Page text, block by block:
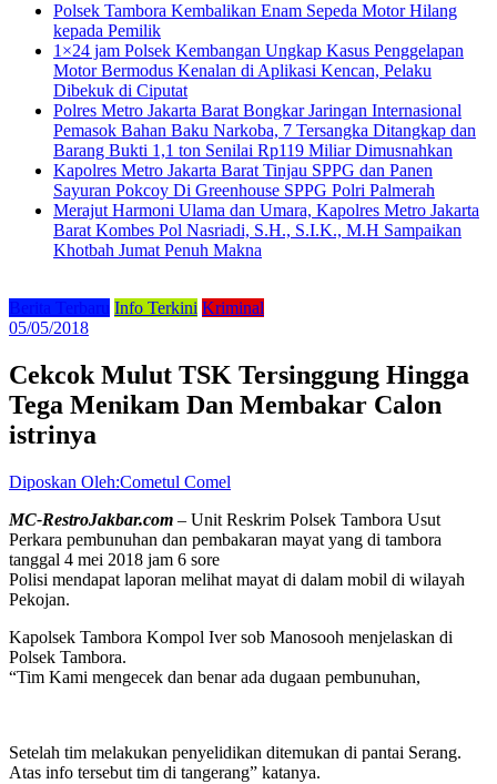
Polsek Tambora Kembalikan Enam Sepeda Motor Hilang
kepada Pemilik
1×24 jam Polsek Kembangan Ungkap Kasus Penggelapan
Motor Bermodus Kenalan di Aplikasi Kencan, Pelaku
Dibekuk di Ciputat
Polres Metro Jakarta Barat Bongkar Jaringan Internasional
Pemasok Bahan Baku Narkoba, 7 Tersangka Ditangkap dan
Barang Bukti 1,1 ton Senilai Rp119 Miliar Dimusnahkan
Kapolres Metro Jakarta Barat Tinjau SPPG dan Panen
Sayuran Pokcoy Di Greenhouse SPPG Polri Palmerah
Merajut Harmoni Ulama dan Umara, Kapolres Metro Jakarta
Barat Kombes Pol Nasriadi, S.H., S.I.K., M.H Sampaikan
Khotbah Jumat Penuh Makna
Berita Terbaru Info Terkini Kriminal
05/05/2018
Cekcok Mulut TSK Tersinggung Hingga
Tega Menikam Dan Membakar Calon
istrinya
Diposkan Oleh:Cometul Comel
MC-RestroJakbar.com – Unit Reskrim Polsek Tambora Usut
Perkara pembunuhan dan pembakaran mayat yang di tambora
tanggal 4 mei 2018 jam 6 sore
Polisi mendapat laporan melihat mayat di dalam mobil di wilayah
Pekojan.
Kapolsek Tambora Kompol Iver sob Manosooh menjelaskan di
Polsek Tambora.
“Tim Kami mengecek dan benar ada dugaan pembunuhan,
Setelah tim melakukan penyelidikan ditemukan di pantai Serang.
Atas info tersebut tim di tangerang” katanya.